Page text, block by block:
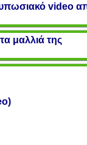
video
μαλλιά της